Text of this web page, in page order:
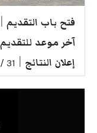
فتح باب التقديم
آخر موعد للتقديم
إعلان النتائج 31 / 8 / 2026